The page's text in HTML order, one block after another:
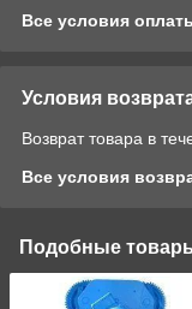
Все условия
Условия
Возврат товара в
Все условия
Подобные